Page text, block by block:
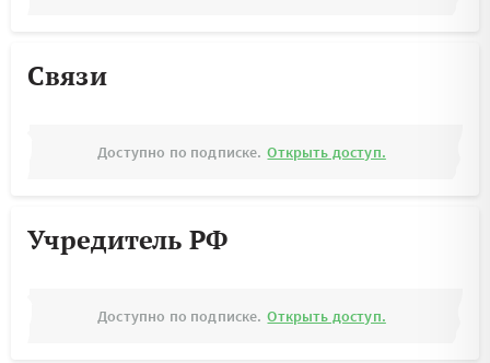
Связи
Доступно по подписке. Открыть доступ.
Учредитель РФ
Доступно по подписке. Открыть доступ.